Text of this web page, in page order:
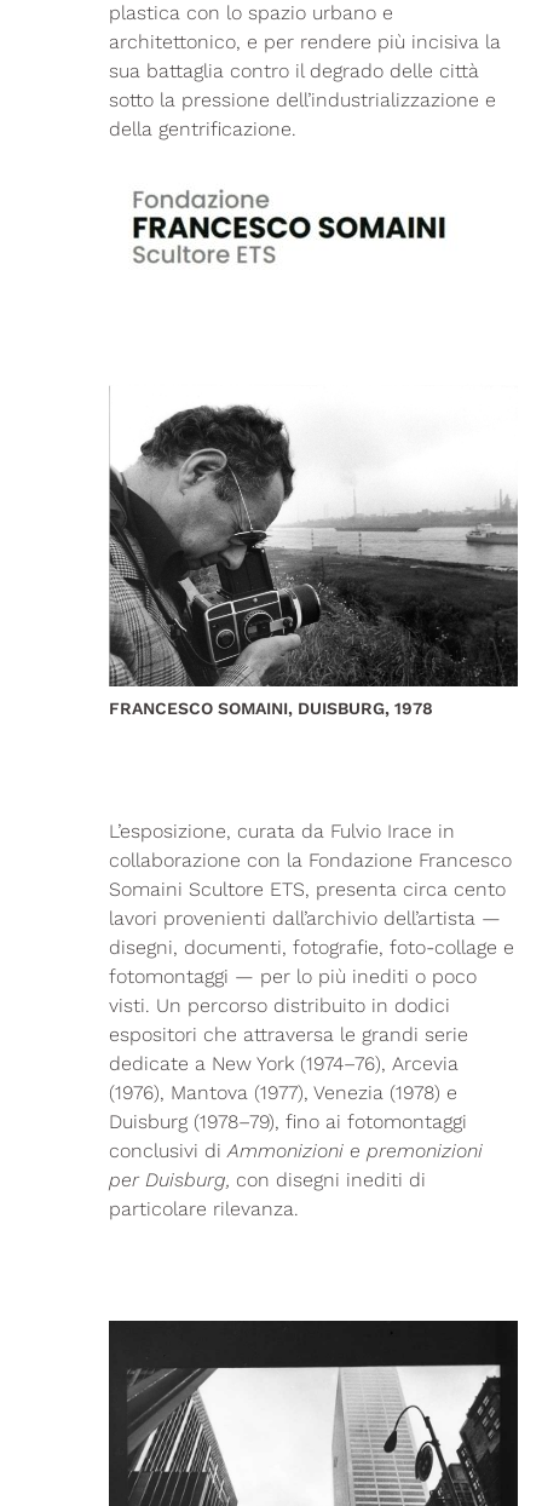
plastica con lo spazio urbano e
architettonico, e per rendere più incisiva la
sua battaglia contro il degrado delle città
sotto la pressione dell’industrializzazione e
della gentrificazione.
FRANCESCO SOMAINI, DUISBURG, 1978
L’esposizione, curata da Fulvio Irace in
collaborazione con la Fondazione Francesco
Somaini Scultore ETS, presenta circa cento
lavori provenienti dall’archivio dell’artista —
disegni, documenti, fotografie, foto-collage e
fotomontaggi — per lo più inediti o poco
visti. Un percorso distribuito in dodici
espositori che attraversa le grandi serie
dedicate a New York (1974–76), Arcevia
(1976), Mantova (1977), Venezia (1978) e
Duisburg (1978–79), fino ai fotomontaggi
conclusivi diAmmonizioni e premonizioni
per Duisburg, con disegni inediti di
particolare rilevanza.